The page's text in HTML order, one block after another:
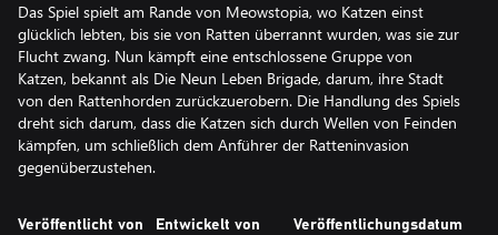
Das Spiel spielt am Rande von Meowstopia, wo Katzen einst
glücklich lebten, bis sie von Ratten überrannt wurden, was sie zur
Flucht zwang. Nun kämpft eine entschlossene Gruppe von
Katzen, bekannt als Die Neun Leben Brigade, darum, ihre Stadt
von den Rattenhorden zurückzuerobern. Die Handlung des Spiels
dreht sich darum, dass die Katzen sich durch Wellen von Feinden
kämpfen, um schließlich dem Anführer der Ratteninvasion
gegenüberzustehen.
Veröffentlicht von Entwickelt von Veröffentlichungsdatum